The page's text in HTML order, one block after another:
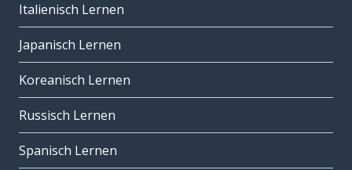
Italienisch Lernen
Japanisch Lernen
Koreanisch Lernen
Russisch Lernen
Spanisch Lernen